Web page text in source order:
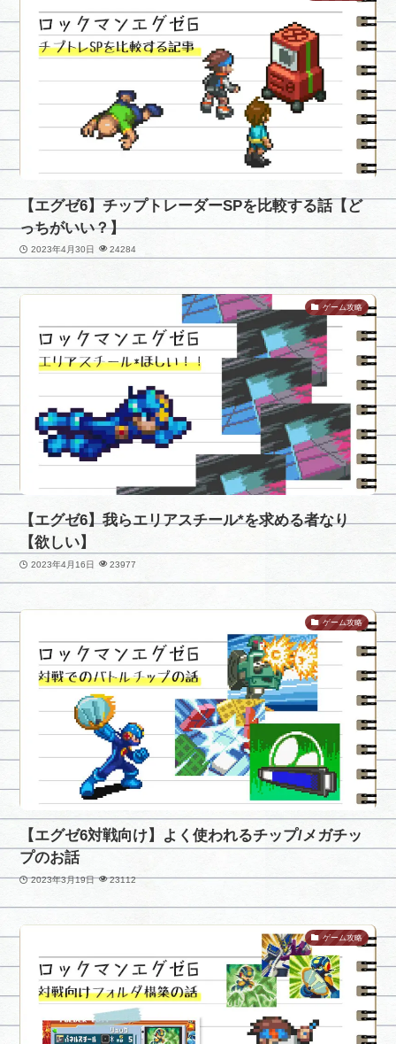
【エグゼ6】チップトレーダーSPを比較する話【ど
っちがいい？】
2023年4月30日 24284
ゲーム攻略
【エグゼ6】我らエリアスチール*を求める者なり
【欲しい】
2023年4月16日 23977
ゲーム攻略
【エグゼ6対戦向け】よく使われるチップ/メガチッ
プのお話
2023年3月19日 23112
ゲーム攻略